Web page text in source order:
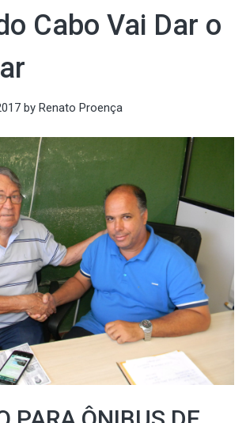
Cabo Vai Dar o
by Renato Proença